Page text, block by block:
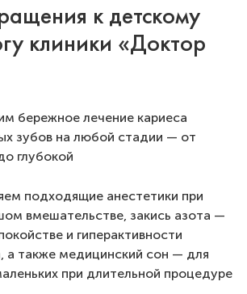
к детскому
клиники «Доктор
бережное лечение кариеса
зубов на любой стадии — от
глубокой
подходящие анестетики при
вмешательстве, закись азота —
и гиперактивности
а также медицинский сон — для
при длительной процедуре